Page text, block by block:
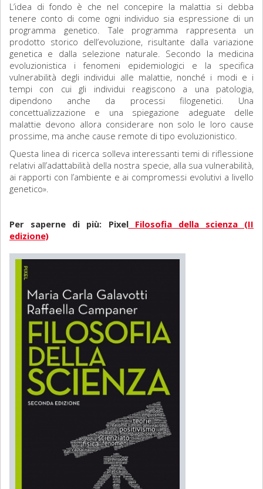
L’idea di fondo è che nel concepire la malattia si debba
tenere conto di come ogni individuo sia espressione di un
programma genetico. Tale programma rappresenta un
prodotto storico dell’evoluzione, risultante dalla variazione
genetica e dalla selezione naturale. Secondo la medicina
evoluzionistica i fenomeni epidemiologici e la specifica
vulnerabilità degli individui alle malattie, nonché i modi e i
tempi con cui gli individui reagiscono a una patologia,
dipendono anche da processi filogenetici. Una
concettualizzazione e una spiegazione adeguate delle
malattie devono allora considerare non solo le loro cause
prossime, ma anche cause remote di tipo evoluzionistico.
Questa linea di ricerca solleva interessanti temi di riflessione
relativi all’adattabilità della nostra specie, alla sua vulnerabilità,
ai rapporti con l’ambiente e ai compromessi evolutivi a livello
genetico».
Per saperne di più: PixelFilosofia della scienza (II
edizione)